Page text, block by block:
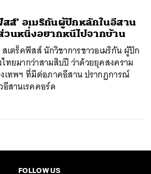
สส์’ อเมริกันผู้ปักหลักในอีสาน
วนหนึ่งอยากหนีไปจากบ้าน
เตร็คฟัสส์ นักวิชาการชาวอเมริกัน ผู้ปัก
ทยมากว่าสามสิบปี ว่าด้วยยุคสงคราม
เทพฯ ที่มีต่อภาคอีสาน ปรากฏการณ์
อีสานเรคคอร์ด
FOLLOW US